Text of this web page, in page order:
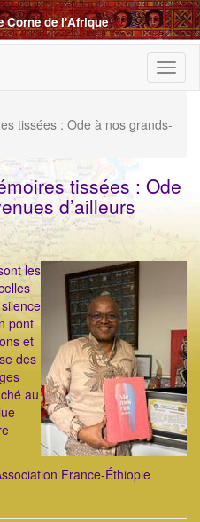
Corne de l'Afrique
tissées : Ode à nos grands-
tissées : Ode
d’ailleurs
ImageenAvant
les
pont
et
des
au
France-Éthiopie